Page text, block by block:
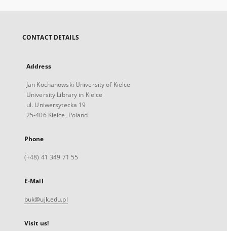
CONTACT DETAILS
Address
Jan Kochanowski University of Kielce
University Library in Kielce
ul. Uniwersytecka 19
25-406 Kielce, Poland
Phone
(+48) 41 349 71 55
E-Mail
buk@ujk.edu.pl
Visit us!